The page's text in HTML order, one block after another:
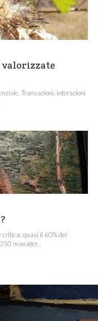
Transazioni, interazioni
critica: quasi il 60% dei
manager...